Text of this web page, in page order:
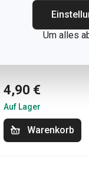
Um alles
Neuheiten
4,90 €
Auf Lager
Warenkorb